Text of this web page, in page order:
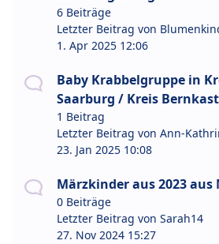
6 Beiträge
Letzter Beitrag von
1. Apr 2025 12:06
Baby Krabbelgruppe in
Saarburg / Kreis
1 Beitrag
Letzter Beitrag von Ann-
23. Jan 2025 10:08
Märzkinder aus 2023 aus
0 Beiträge
Letzter Beitrag von Sarah14
27. Nov 2024 15:27